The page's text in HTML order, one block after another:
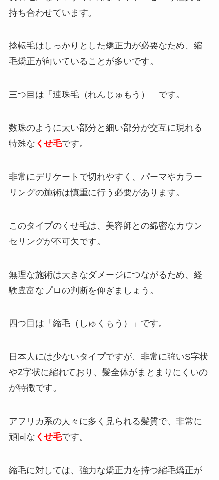
持ち合わせています。
捻転毛はしっかりとした矯正力が必要なため、縮
毛矯正が向いていることが多いです。
三つ目は「連珠毛（れんじゅもう）」です。
数珠のように太い部分と細い部分が交互に現れる
特殊な くせ毛です。
非常にデリケートで切れやすく、パーマやカラー
リングの施術は慎重に行う必要があります。
このタイプのくせ毛は、美容師との綿密なカウン
セリングが不可欠です。
無理な施術は大きなダメージにつながるため、経
験豊富なプロの判断を仰ぎましょう。
四つ目は「縮毛（しゅくもう）」です。
日本人には少ないタイプですが、非常に強いS字状
やZ字状に縮れており、髪全体がまとまりにくいの
が特徴です。
アフリカ系の人々に多く見られる髪質で、非常に
頑固な くせ毛です。
縮毛に対しては、強力な矯正力を持つ縮毛矯正が